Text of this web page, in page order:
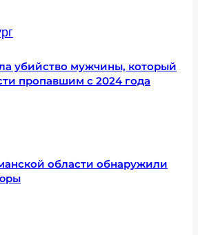
убийство мужчины, который
пропавшим с 2024 года
области обнаружили